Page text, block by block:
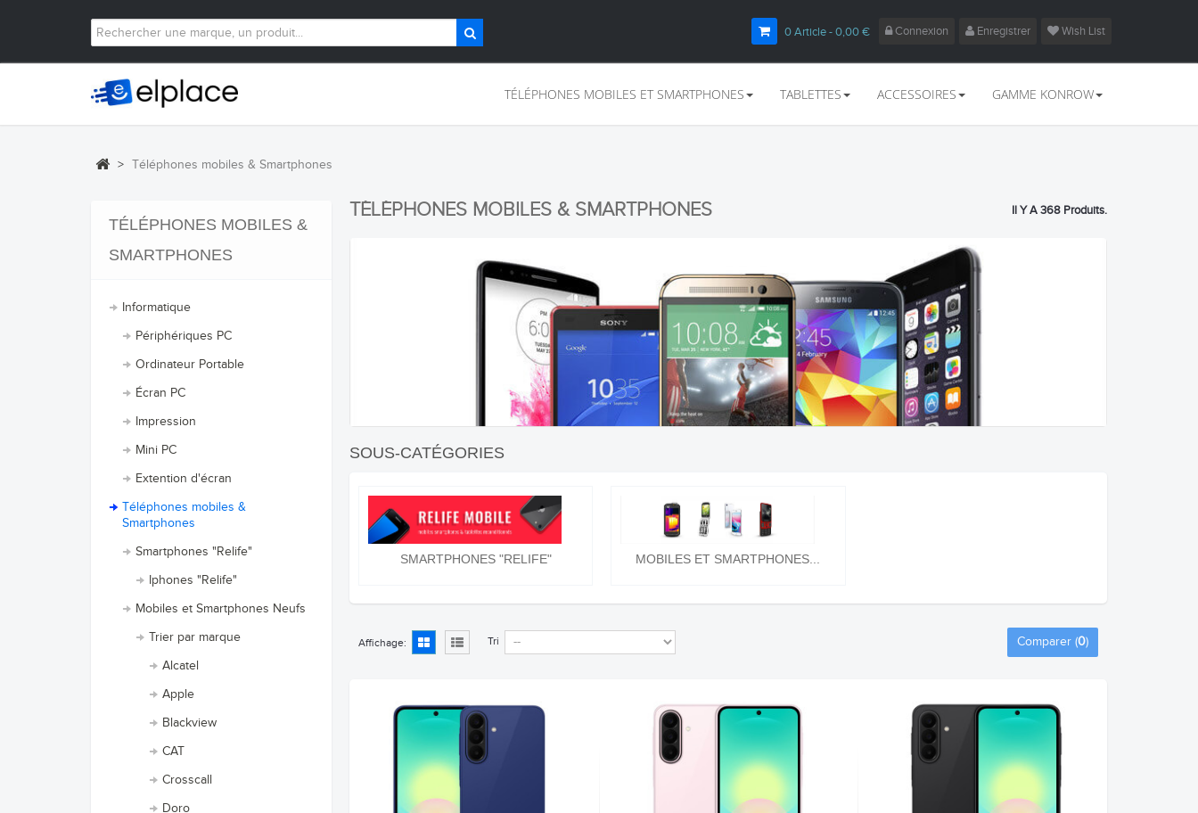
Connexion Enregistrer Wish List
0Article- 0,00 €
TÉLÉPHONES MOBILES ET SMARTPHONES TABLETTES ACCESSOIRES GAMME KONROW
> Téléphones mobiles & Smartphones
TÉLÉPHONES MOBILES &
SMARTPHONES
Informatique
Périphériques PC
Ordinateur Portable
Écran PC
Impression
Mini PC
Extention d'écran
Téléphones mobiles &
Smartphones
Smartphones "Relife"
Iphones "Relife"
Mobiles et Smartphones Neufs
Trier par marque
Alcatel
Apple
Blackview
CAT
Crosscall
Doro
TÉLÉPHONES MOBILES & SMARTPHONES Il Y A 368 Produits.
SOUS-CATÉGORIES
SMARTPHONES "RELIFE" MOBILES ET SMARTPHONES...
Affichage: Tri Comparer (0)